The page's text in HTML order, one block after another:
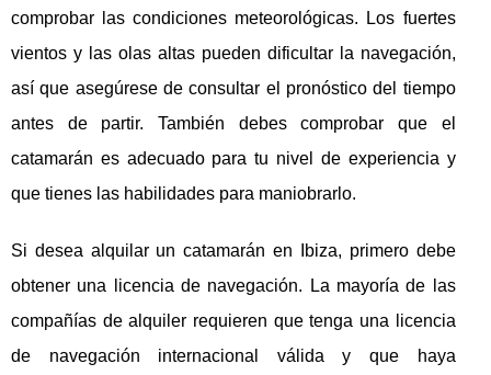
comprobar las condiciones meteorológicas. Los fuertes
vientos y las olas altas pueden dificultar la navegación,
así que asegúrese de consultar el pronóstico del tiempo
antes de partir. También debes comprobar que el
catamarán es adecuado para tu nivel de experiencia y
que tienes las habilidades para maniobrarlo.
Si desea alquilar un catamarán en Ibiza, primero debe
obtener una licencia de navegación. La mayoría de las
compañías de alquiler requieren que tenga una licencia
de navegación internacional válida y que haya